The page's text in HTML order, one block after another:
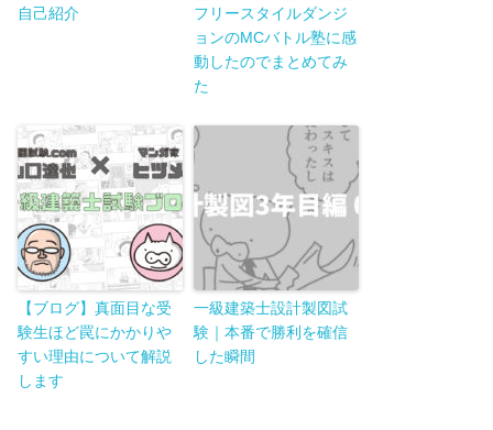
自己紹介
フリースタイルダンジ
ョンのMCバトル塾に感
動したのでまとめてみ
た
【ブログ】真面目な受
験生ほど罠にかかりや
すい理由について解説
します
一級建築士設計製図試
験｜本番で勝利を確信
した瞬間